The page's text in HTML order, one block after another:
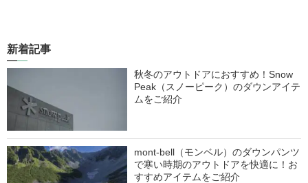
新着記事
秋冬のアウトドアにおすすめ！Snow
Peak（スノーピーク）のダウンアイテ
ムをご紹介
mont-bell（モンベル）のダウンパンツ
で寒い時期のアウトドアを快適に！お
すすめアイテムをご紹介